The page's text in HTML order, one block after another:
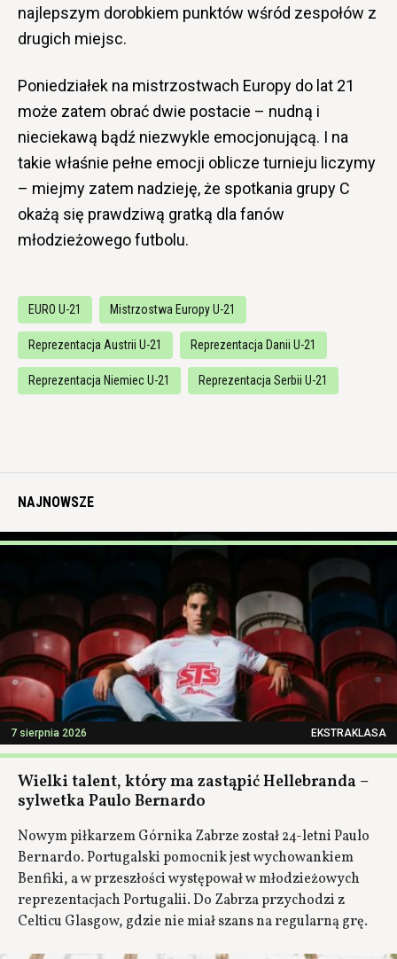
najlepszym dorobkiem punktów wśród zespołów z
drugich miejsc.
Poniedziałek na mistrzostwach Europy do lat 21
może zatem obrać dwie postacie – nudną i
nieciekawą bądź niezwykle emocjonującą. I na
takie właśnie pełne emocji oblicze turnieju liczymy
– miejmy zatem nadzieję, że spotkania grupy C
okażą się prawdziwą gratką dla fanów
młodzieżowego futbolu.
EURO U-21 Mistrzostwa Europy U-21
Reprezentacja Austrii U-21 Reprezentacja Danii U-21
Reprezentacja Niemiec U-21 Reprezentacja Serbii U-21
NAJNOWSZE
7 sierpnia 2026 EKSTRAKLASA
Wielki talent, który ma zastąpić Hellebranda –
sylwetka Paulo Bernardo
Nowym piłkarzem Górnika Zabrze został 24-letni Paulo
Bernardo. Portugalski pomocnik jest wychowankiem
Benfiki, a w przeszłości występował w młodzieżowych
reprezentacjach Portugalii. Do Zabrza przychodzi z
Celticu Glasgow, gdzie nie miał szans na regularną grę.